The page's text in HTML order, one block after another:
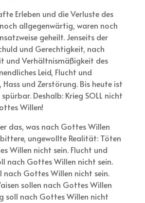
Erleben und die Verluste des
allgegenwärtig, waren noch
geheilt. Jenseits der
und Gerechtigkeit, nach
und Verhältnismäßigkeit des
Leid, Flucht und
und Zerstörung. Bis heute ist
Deshalb: Krieg SOLL nicht
Willen!
das, was nach Gottes Willen
ungewollte Realität: Töten
Willen nicht sein. Flucht und
nach Gottes Willen nicht sein.
nach Gottes Willen nicht sein.
sollen nach Gottes Willen
soll nach Gottes Willen nicht